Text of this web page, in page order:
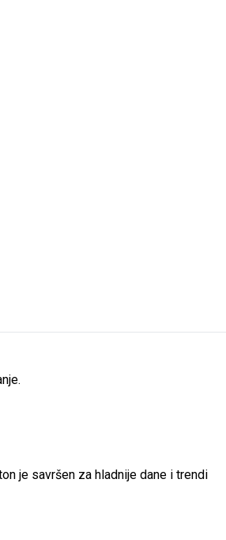
je savršen za hladnije dane i trendi